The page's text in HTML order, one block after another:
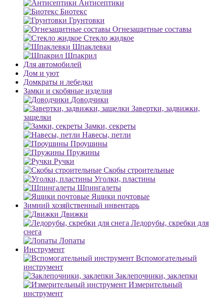
Антисептики
Биотекс
Грунтовки
Огнезащитные составы
Стекло жидкое
Шпаклевки
Шпакрил
Для автомобилей
Дом и уют
Домкраты и лебедки
Замки и скобяные изделия
Доводчики
Завертки, задвижки,
защелки
Замки, секреты
Навесы, петли
Проушины
Пружины
Ручки
Скобы строительные
Уголки, пластины
Шпингалеты
Ящики почтовые
Зимний хозяйственный инвентарь
Движки
Ледорубы, скребки для
снега
Лопаты
Инструмент
Вспомогательный
инструмент
Заклепочники, заклепки
Измерительный
инструмент